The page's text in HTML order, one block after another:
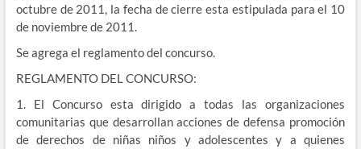
octubre de 2011, la fecha de cierre esta estipulada para el 10
de noviembre de 2011.
Se agrega el reglamento del concurso.
REGLAMENTO DEL CONCURSO:
1. El Concurso esta dirigido a todas las organizaciones
comunitarias que desarrollan acciones de defensa promoción
de derechos de niñas niños y adolescentes y a quienes